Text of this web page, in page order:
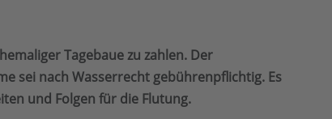
Tagebaue zu zahlen. Der
sei nach Wasserrecht gebührenpflichtig. Es
und Folgen für die Flutung.